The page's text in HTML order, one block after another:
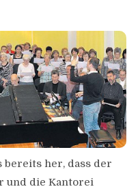
bereits her, dass der
und die Kantorei